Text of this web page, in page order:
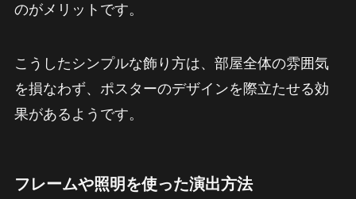
のがメリットです。
こうしたシンプルな飾り方は、部屋全体の雰囲気
を損なわず、ポスターのデザインを際立たせる効
果があるようです。
フレームや照明を使った演出方法